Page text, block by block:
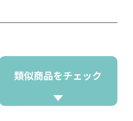
類似商品をチェック